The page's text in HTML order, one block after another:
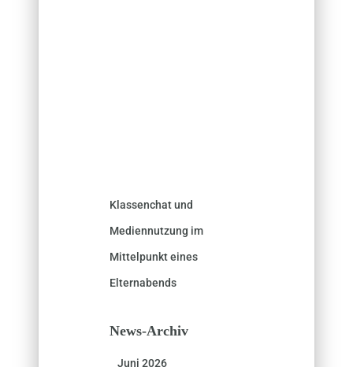
Klassenchat und
Mediennutzung im
Mittelpunkt eines
Elternabends
News-Archiv
Juni 2026